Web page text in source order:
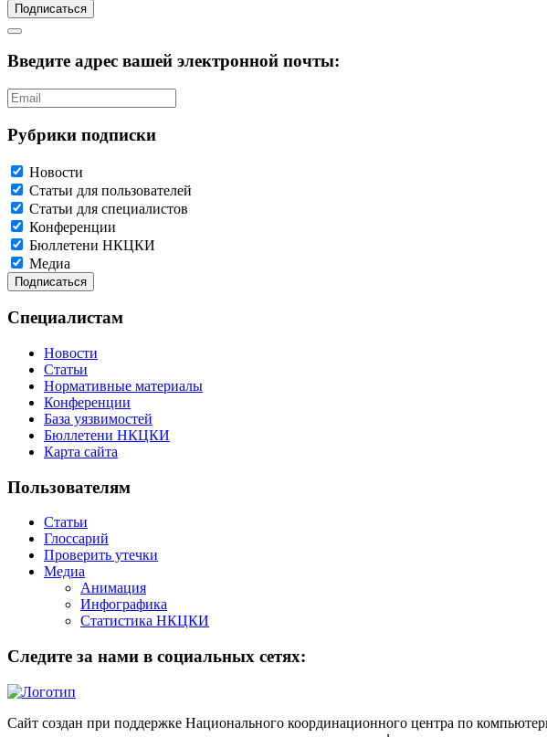
Подписаться
Введите адрес вашей электронной почты:
Рубрики подписки
Новости
Статьи для пользователей
Статьи для специалистов
Конференции
Бюллетени НКЦКИ
Медиа
Специалистам
Новости
Статьи
Нормативные материалы
Конференции
База уязвимостей
Бюллетени НКЦКИ
Карта сайта
Пользователям
Статьи
Глоссарий
Проверить утечки
Медиа
Анимация
Инфографика
Статистика НКЦКИ
Следите за нами в социальных сетях:
Сайт создан при поддержке Национального координационного центра по